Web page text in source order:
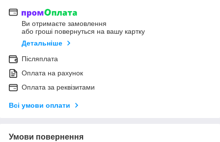
Ви отримаєте замовлення
або гроші повернуться на вашу картку
Детальніше
Післяплата
Оплата на рахунок
Оплата за реквізитами
Всі умови оплати
Умови повернення